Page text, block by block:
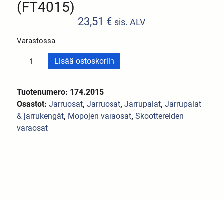
(FT4015)
23,51 € sis. ALV
Varastossa
Lisää ostoskoriin
Tuotenumero: 174.2015
Osastot:Jarruosat,Jarruosat,Jarrupalat,Jarrupalat
& jarrukengät, Mopojen varaosat,Skoottereiden
varaosat